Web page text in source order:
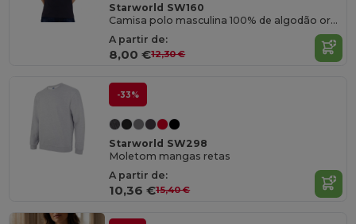
Starworld SW160
Camisa polo masculina 100% de algodão orgânico
A partir de:
8,00 €12,30 €
-33%
Starworld SW298
Moletom mangas retas
A partir de:
10,36 €15,40 €